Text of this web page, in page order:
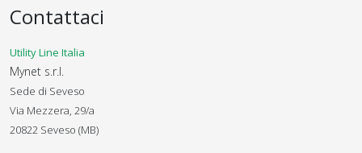
Contattaci
Utility Line Italia
Mynet s.r.l.
Sede di Seveso
Via Mezzera, 29/a
20822 Seveso (MB)